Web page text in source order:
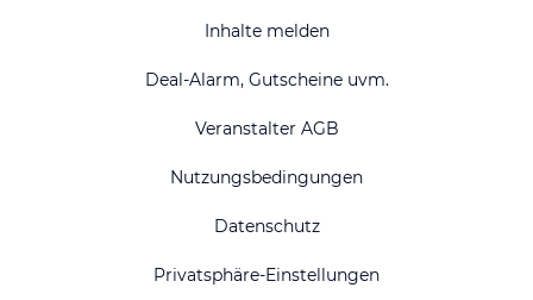
Inhalte melden
Deal-Alarm, Gutscheine uvm.
Veranstalter AGB
Nutzungsbedingungen
Datenschutz
Privatsphäre-Einstellungen